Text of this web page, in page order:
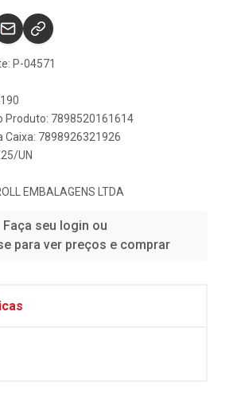
P-04571
Produto: 7898520161614
Caixa: 7898926321926
UN
EMBALAGENS LTDA
Faça seu login ou
para ver preços e comprar